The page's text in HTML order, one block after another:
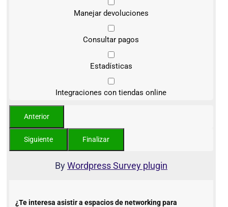
Manejar devoluciones
Consultar pagos
Estadísticas
Integraciones con tiendas online
ByWordpress Survey plugin
¿Te interesa asistir a espacios de networking para